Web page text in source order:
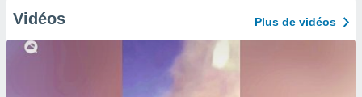
Vidéos Plus de vidéos